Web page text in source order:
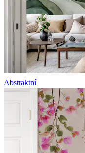
Abstraktní